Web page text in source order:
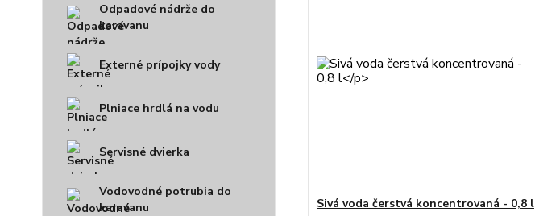
Odpadové nádrže do
karavanu
Externé prípojky vody
Plniace hrdlá na vodu
Servisné dvierka
Vodovodné potrubia do
karavanu
Sivá voda čerstvá koncentrovaná - 0,8 l